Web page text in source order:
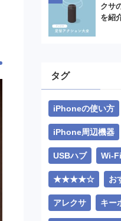
クサ
を紹
タグ
iPhoneの使い方
iPhone周辺機器
USBハブ Wi-Fi
★★★★☆ お
アレクサ キー